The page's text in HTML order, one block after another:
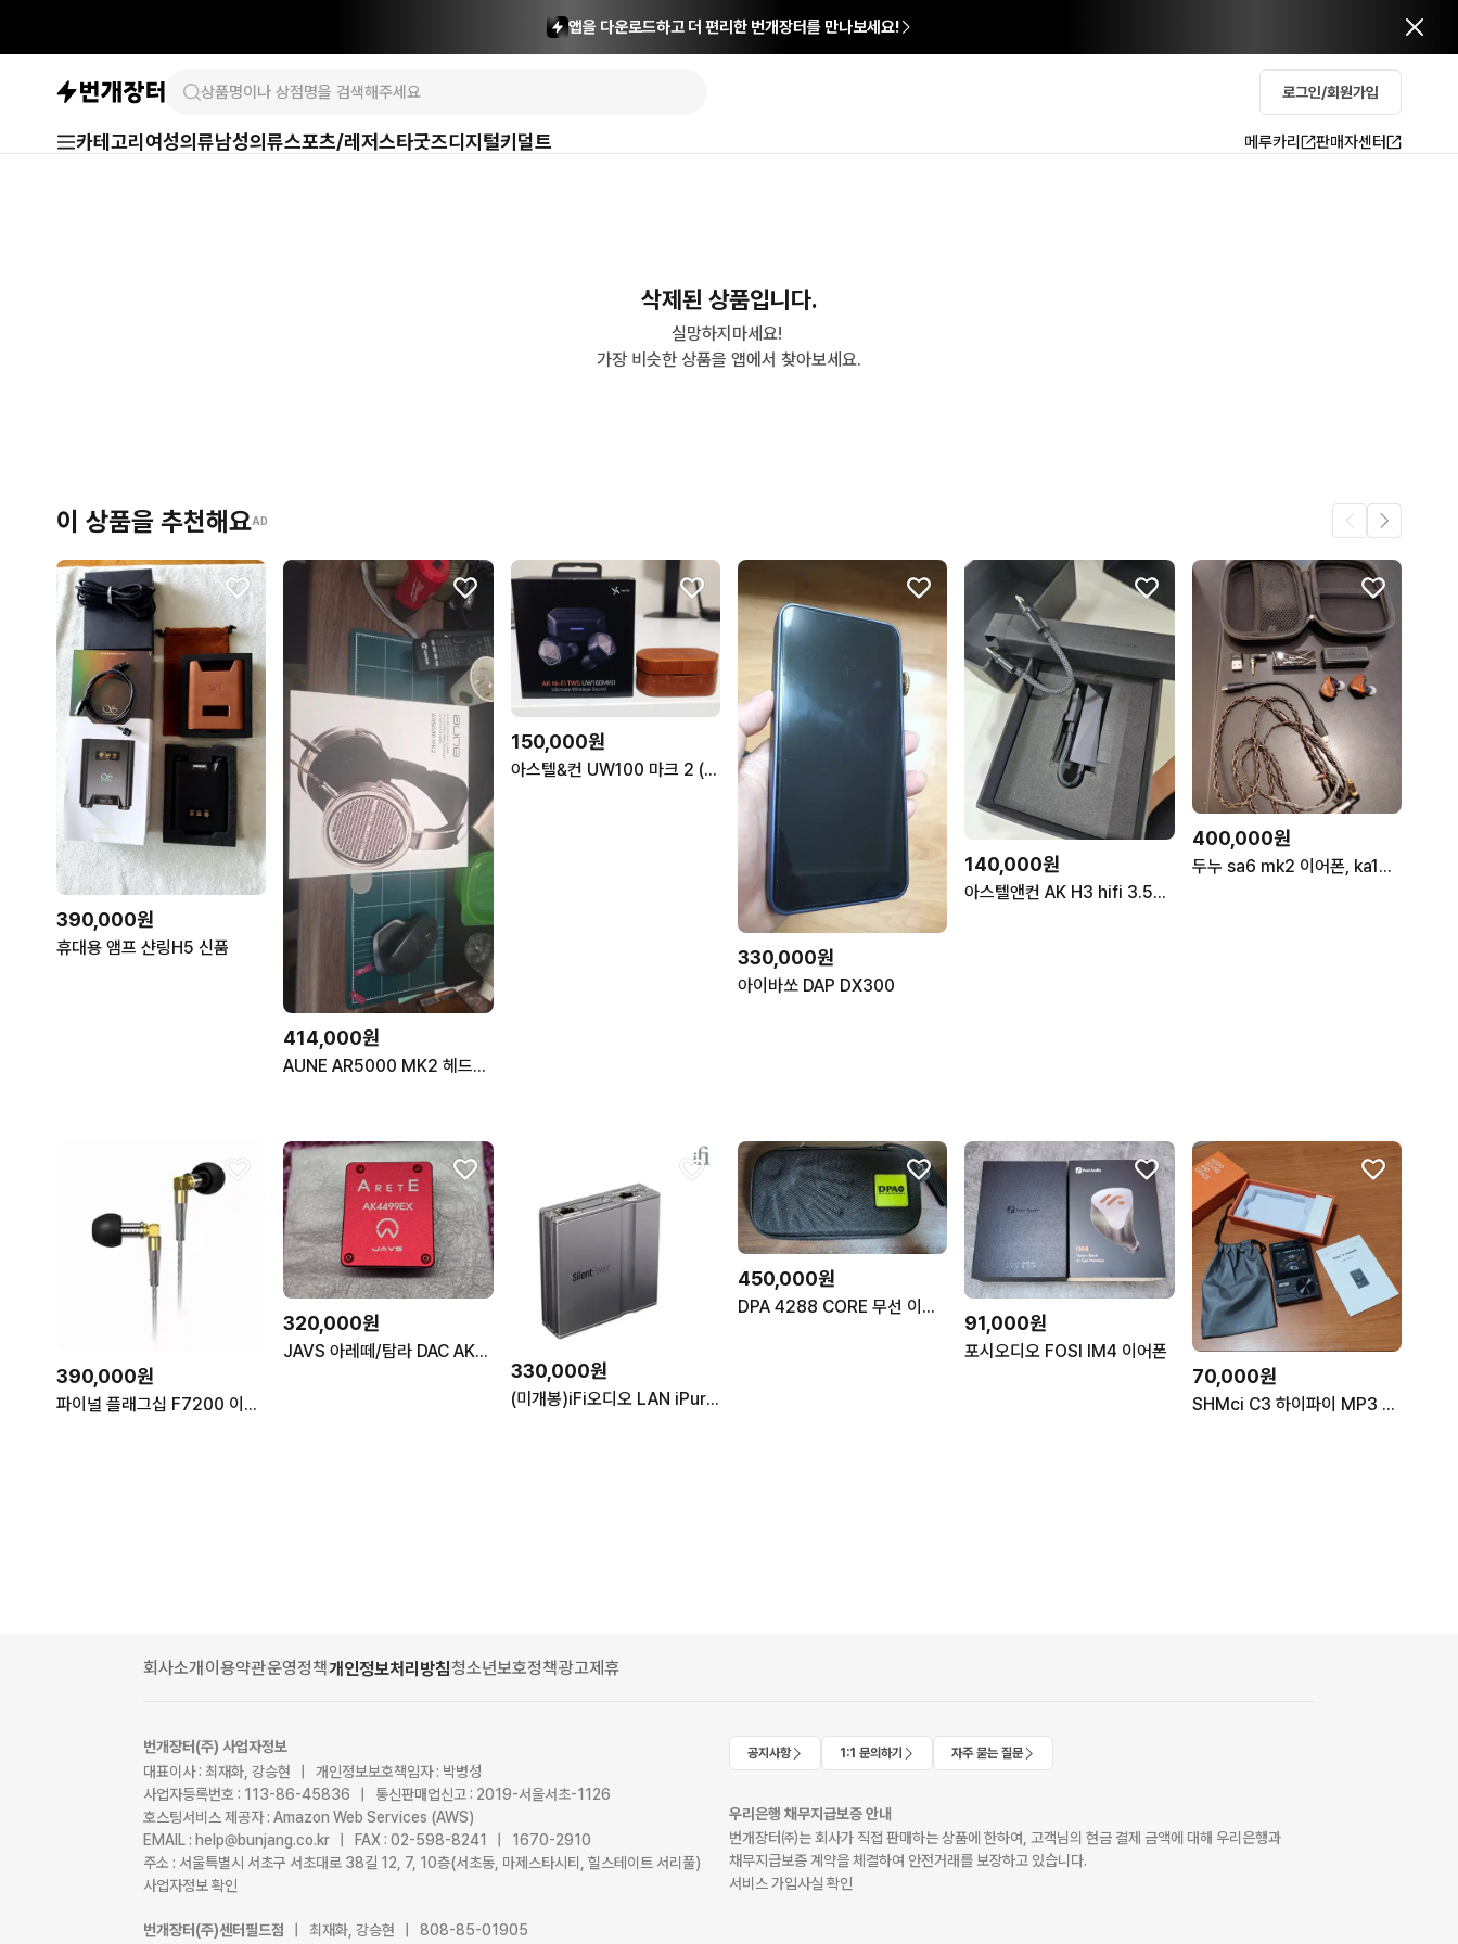
앱을 다운로드하고 더 편리한 번개장터를 만나보세요!
로그인/회원가입
카테고리 여성의류남성의류스포츠/레저스타굿즈디지털키덜트 메루카리 판매자센터
삭제된 상품입니다.
실망하지마세요!
가장 비슷한 상품을 앱에서 찾아보세요.
이 상품을 추천해요AD
390,000원
휴대용 앰프 샨링H5 신품
414,000원
AUNE AR5000 MK2 헤드폰 판매합니다.
150,000원
아스텔&컨 UW100 마크 2 (A&K UW100 Mk 2, 미테르 가죽 케이스 포함)
330,000원
아이바쏘 DAP DX300
140,000원
아스텔앤컨 AK H3 hifi 3.5mm 하이파이 DAC
400,000원
두누 sa6 mk2 이어폰, ka13 판매합니다
390,000원
파이널 플래그십 F7200 이어폰
320,000원
JAVS 아레떼/탐라 DAC AK4499EX 모듈 판매
330,000원
(미개봉)iFi오디오 LAN iPurifier Pro 이더넷 노이즈 필터
450,000원
DPA 4288 CORE 무선 이어셋 마이크 마이크로 닷
91,000원
포시오디오 FOSI IM4 이어폰
70,000원
SHMci C3 하이파이 MP3 플레이어 풀박스
회사소개이용약관운영정책개인정보처리방침청소년보호정책광고제휴
번개장터(주) 사업자정보
대표이사 : 최재화, 강승현 | 개인정보보호책임자 : 박병성
사업자등록번호 : 113-86-45836 | 통신판매업신고 : 2019-서울서초-1126
호스팅서비스 제공자 : Amazon Web Services (AWS)
EMAIL : help@bunjang.co.kr | FAX : 02-598-8241 | 1670-2910
주소 : 서울특별시 서초구 서초대로 38길 12, 7, 10층(서초동, 마제스타시티, 힐스테이트 서리풀)
사업자정보 확인
번개장터(주)센터필드점 | 최재화, 강승현 | 808-85-01905
공지사항 1:1 문의하기 자주 묻는 질문
우리은행 채무지급보증 안내
번개장터㈜는 회사가 직접 판매하는 상품에 한하여, 고객님의 현금 결제 금액에 대해 우리은행과
채무지급보증 계약을 체결하여 안전거래를 보장하고 있습니다.
서비스 가입사실 확인